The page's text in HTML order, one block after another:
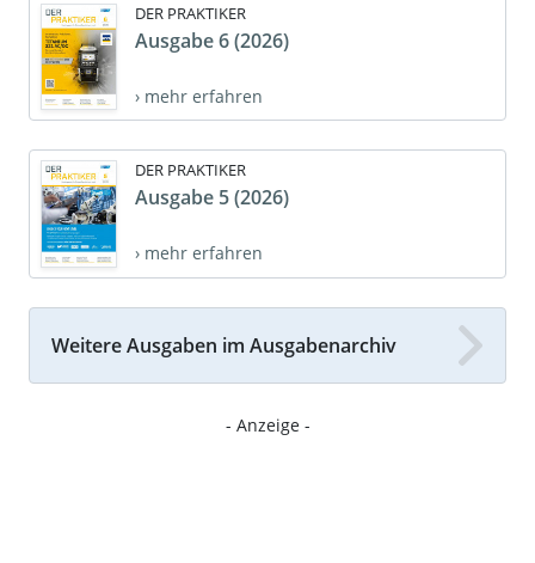
DER PRAKTIKER
Ausgabe 6 (2026)
› mehr erfahren
DER PRAKTIKER
Ausgabe 5 (2026)
› mehr erfahren
Weitere Ausgaben im Ausgabenarchiv
- Anzeige -